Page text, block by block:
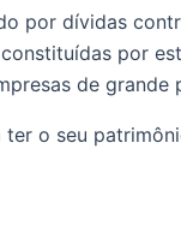
por dívidas
por
de grande
ter o seu